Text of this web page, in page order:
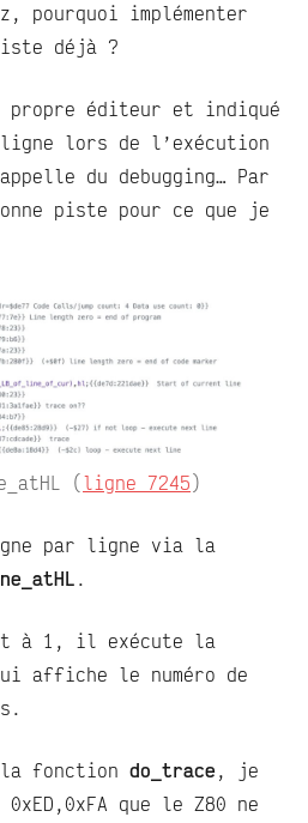
pourquoi implémenter
déjà ?
propre éditeur et indiqué
lors de l’exécution
du debugging… Par
piste pour ce que je
(ligne 7245)
par ligne via la
.
à 1, il exécute la
affiche le numéro de
la fonction do_trace, je
que le Z80 ne